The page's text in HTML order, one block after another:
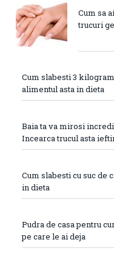
Cum sa
trucuri
Cum slabesti 3
alimentul asta in dieta
Baia ta va mirosi
Incearca trucul asta
Cum slabesti cu suc de
in dieta
Pudra de casa pentru
pe care le ai deja